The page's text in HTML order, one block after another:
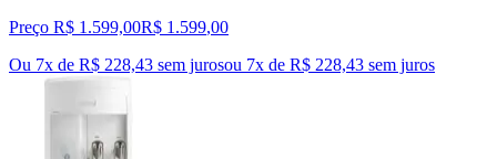
Preço R$ 1.599,00R$ 1.599,00
Ou 7x de R$ 228,43 sem jurosou 7x de R$ 228,43 sem juros